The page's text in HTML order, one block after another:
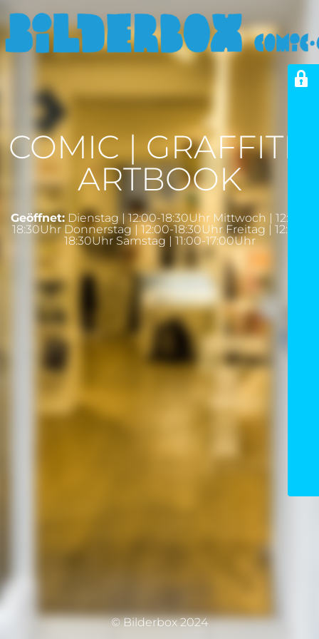
COMIC | GRAFFITI |
ARTBOOK
Geöffnet: Dienstag | 12:00-18:30Uhr Mittwoch | 12:00-
18:30Uhr Donnerstag | 12:00-18:30Uhr Freitag | 12:00-
18:30Uhr Samstag | 11:00-17:00Uhr
© Bilderbox 2024